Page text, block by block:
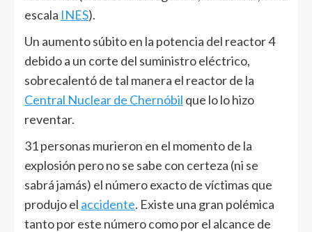
escala INES).
Un aumento súbito en la potencia del reactor 4
debido a un corte del suministro eléctrico,
sobrecalentó de tal manera el reactor de la
Central Nuclear de Chernóbil que lo lo hizo
reventar.
31 personas murieron en el momento de la
explosión pero no se sabe con certeza (ni se
sabrá jamás) el número exacto de víctimas que
produjo el accidente. Existe una gran polémica
tanto por este número como por el alcance de